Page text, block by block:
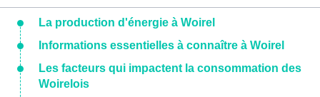
La production d'énergie à Woirel
Informations essentielles à connaître à Woirel
Les facteurs qui impactent la consommation des
Woirelois